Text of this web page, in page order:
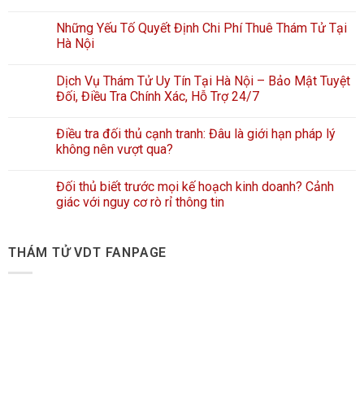
Những Yếu Tố Quyết Định Chi Phí Thuê Thám Tử Tại
Hà Nội
Dịch Vụ Thám Tử Uy Tín Tại Hà Nội – Bảo Mật Tuyệt
Đối, Điều Tra Chính Xác, Hỗ Trợ 24/7
Điều tra đối thủ cạnh tranh: Đâu là giới hạn pháp lý
không nên vượt qua?
Đối thủ biết trước mọi kế hoạch kinh doanh? Cảnh
giác với nguy cơ rò rỉ thông tin
THÁM TỬ VDT FANPAGE